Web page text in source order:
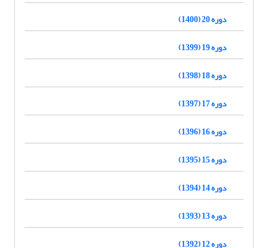
دوره 20 (1400)
دوره 19 (1399)
دوره 18 (1398)
دوره 17 (1397)
دوره 16 (1396)
دوره 15 (1395)
دوره 14 (1394)
دوره 13 (1393)
دوره 12 (1392)